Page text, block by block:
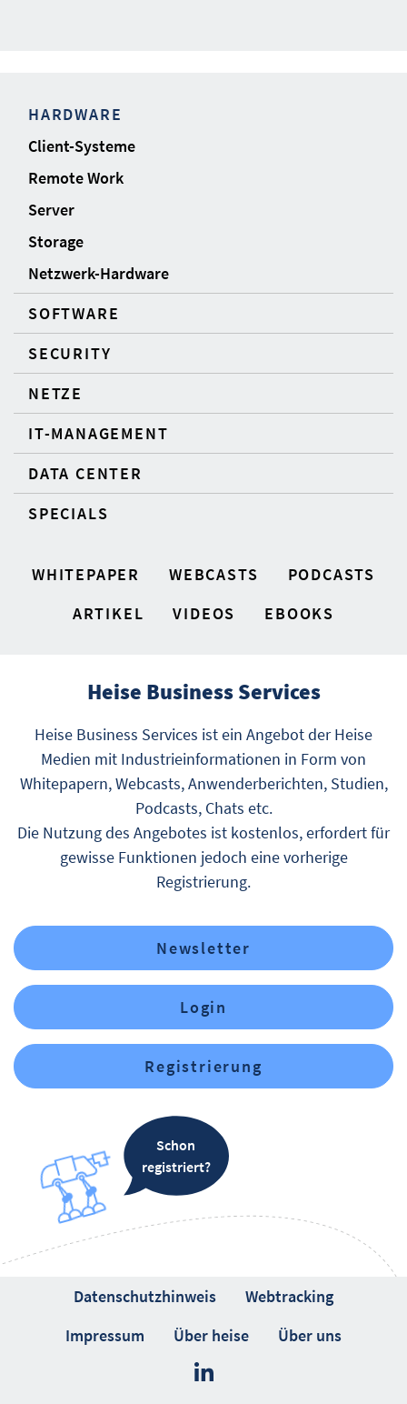
HARDWARE
Client-Systeme
Remote Work
Server
Storage
Netzwerk-Hardware
SOFTWARE
SECURITY
NETZE
IT-MANAGEMENT
DATA CENTER
SPECIALS
WHITEPAPER WEBCASTS
PODCASTS
ARTIKEL
VIDEOS EBOOKS
Heise Business Services
Heise Business Services ist ein Angebot der Heise
Medien mit Industrieinformationen in Form von
Whitepapern, Webcasts, Anwenderberichten, Studien,
Podcasts, Chats etc.
Die Nutzung des Angebotes ist kostenlos, erfordert für
gewisse Funktionen jedoch eine vorherige
Registrierung.
Newsletter
Login
Registrierung
Schon
registriert?
Datenschutzhinweis
Webtracking
Impressum
Über heise Über uns